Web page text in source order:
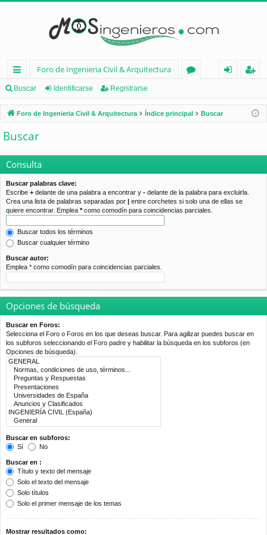
nl
ac
es
rá
pi
d
os
Foro de Ingenieria Civil & Arquitectura
os
nt
ifi
ist
ra
Buscar Identificarse Registrarse
Foro de Ingenieria Civil & Arquitectura Índice principal Buscar
Buscar
Consulta
Buscar palabras clave:
Escribe + delante de una palabra a encontrar y - delante de la palabra para excluirla.
Crea una lista de palabras separadas por | entre corchetes si solo una de ellas se
quiere encontrar. Emplea *como comodín para coincidencias parciales.
Buscar todos los términos
Buscar cualquier término
Buscar autor:
Emplea * como comodín para coincidencias parciales.
Opciones de búsqueda
Buscar en Foros:
Selecciona el Foro o Foros en los que deseas buscar. Para agilizar puedes buscar en
los subforos seleccionando el Foro padre y habilitar la búsqueda en los subforos (en
Opciones de búsqueda).
Buscar en subforos:
Sí
No
Buscar en :
Título y texto del mensaje
Solo el texto del mensaje
Solo títulos
Solo el primer mensaje de los temas
Mostrar resultados como: